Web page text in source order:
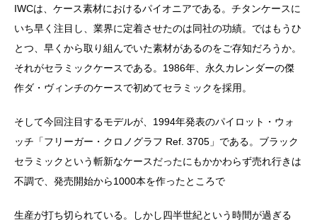
IWCは、ケース素材におけるパイオニアである。チタンケースに
いち早く注目し、業界に定着させたのは同社の功績。ではもうひ
とつ、早くから取り組んでいた素材があるのをご存知だろうか。
それがセラミックケースである。1986年、永久カレンダーの傑
作ダ・ヴィンチのケースで初めてセラミックを採用。
そして今回注目するモデルが、1994年発表のパイロット・ウォ
ッチ「フリーガー・クロノグラフ Ref. 3705」である。ブラック
セラミックという斬新なケースだったにもかかわらず売れ行きは
不調で、発売開始から1000本を作ったところで
生産が打ち切られている。しかし四半世紀という時間が過ぎる